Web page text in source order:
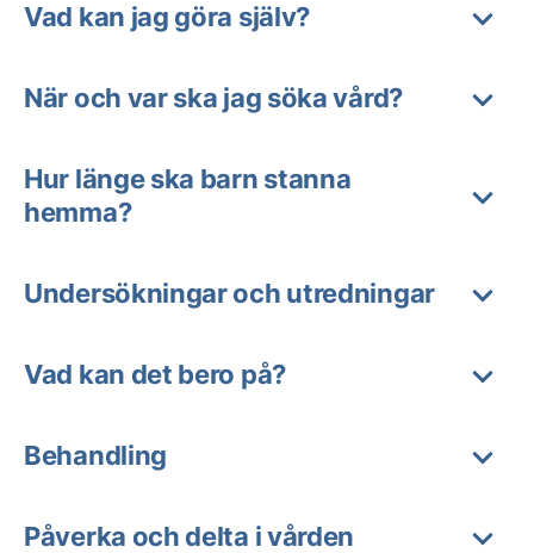
Vad kan jag göra själv?
När och var ska jag söka vård?
Hur länge ska barn stanna
hemma?
Undersökningar och utredningar
Vad kan det bero på?
Behandling
Påverka och delta i vården